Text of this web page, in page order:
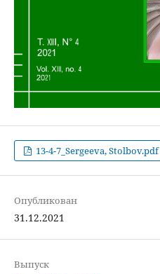
13-4-7_Sergeeva, Stolbov.pdf
Опубликован
31.12.2021
Выпуск